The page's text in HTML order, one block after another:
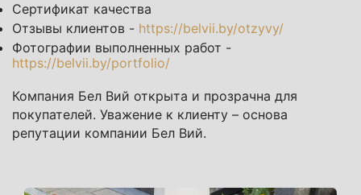
Сертификат качества
Отзывы клиентов - https://belvii.by/otzyvy/
Фотографии выполненных работ -
https://belvii.by/portfolio/
Компания Бел Вий открыта и прозрачна для
покупателей. Уважение к клиенту – основа
репутации компании Бел Вий.